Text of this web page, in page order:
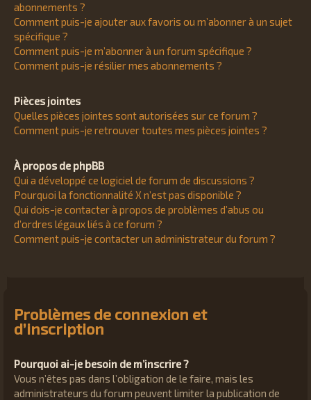
abonnements ?
Comment puis-je ajouter aux favoris ou m’abonner à un sujet
spécifique ?
Comment puis-je m’abonner à un forum spécifique ?
Comment puis-je résilier mes abonnements ?
Pièces jointes
Quelles pièces jointes sont autorisées sur ce forum ?
Comment puis-je retrouver toutes mes pièces jointes ?
À propos de phpBB
Qui a développé ce logiciel de forum de discussions ?
Pourquoi la fonctionnalité X n’est pas disponible ?
Qui dois-je contacter à propos de problèmes d’abus ou
d’ordres légaux liés à ce forum ?
Comment puis-je contacter un administrateur du forum ?
Problèmes de connexion et
d’inscription
Pourquoi ai-je besoin de m’inscrire ?
Vous n’êtes pas dans l’obligation de le faire, mais les
administrateurs du forum peuvent limiter la publication de